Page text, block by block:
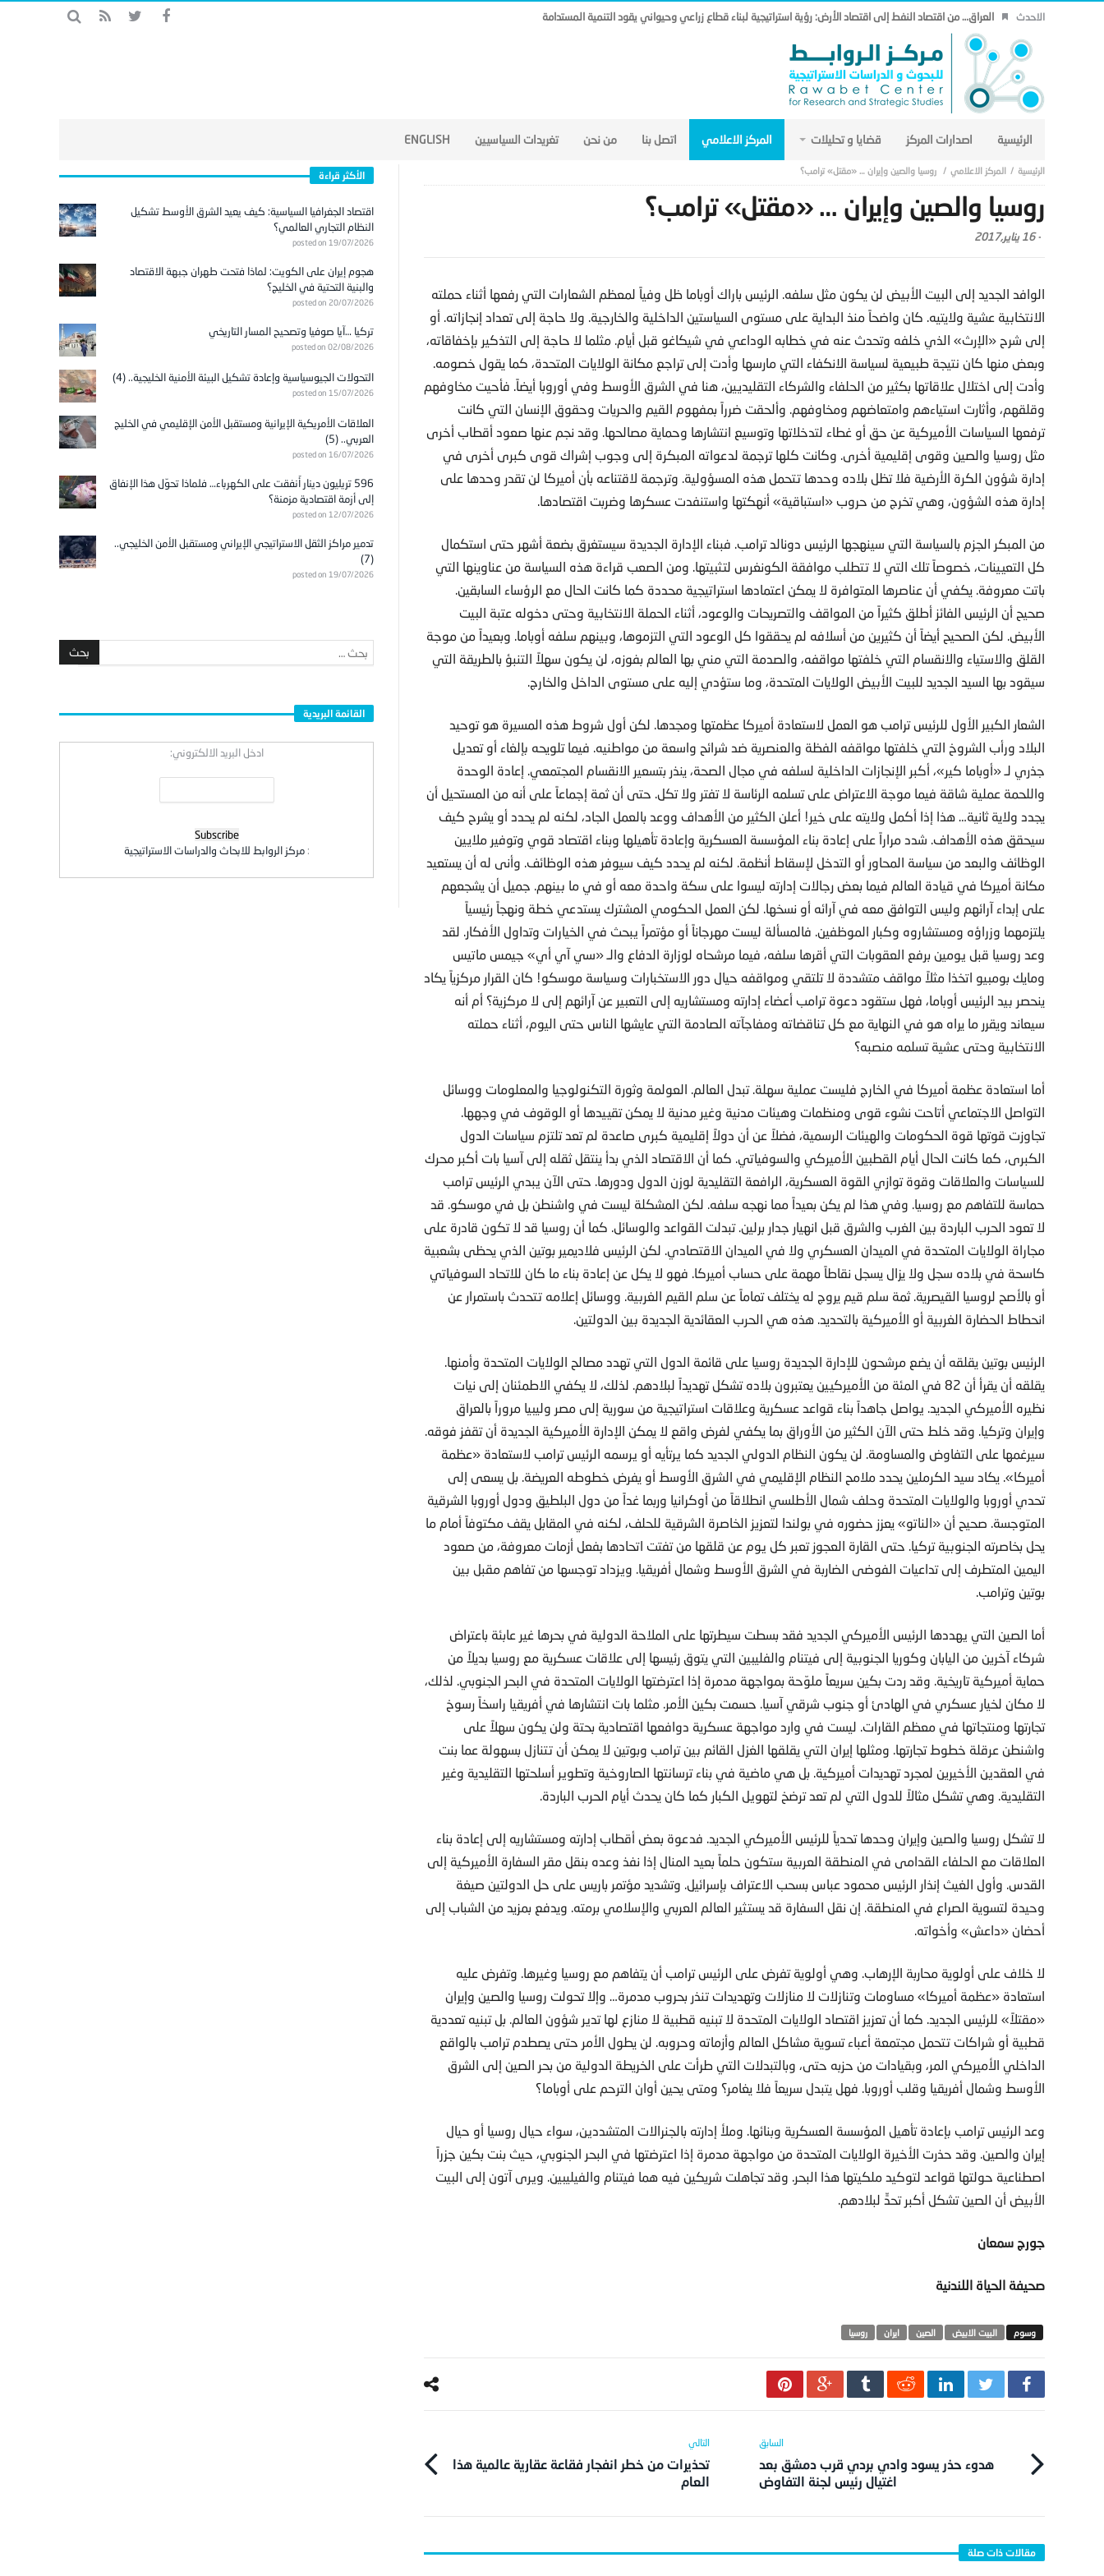
الاحدث العراق… من اقتصاد النفط إلى اقتصاد الأرض: رؤية استراتيجية لبناء قطاع زراعي وحيواني يقود التنمية المستدامة
الرئيسية اصدارات المركز قضايا و تحليلات المركز الاعلامي اتصل بنا من نحن تغريدات السياسيين ENGLISH
المركز الاعلامي روسيا والصين وإيران … «مقتل» ترامب؟
روسيا والصين وإيران … «مقتل» ترامب؟
-16 يناير,2017
الوافد الجديد إلى البيت الأبيض لن يكون مثل سلفه. الرئيس باراك أوباما ظل وفياً لمعظم الشعارات التي رفعها أثناء حملته
الانتخابية عشية ولايتيه. كان واضحاً منذ البداية على مستوى السياستين الداخلية والخارجية. ولا حاجة إلى تعداد إنجازاته. أو
إلى شرح «الإرث» الذي خلفه وتحدث عنه في خطابه الوداعي في شيكاغو قبل أيام. مثلما لا حاجة إلى التذكير بإخفاقاته،
وبعض منها كان نتيجة طبيعية لسياسة الانكفاء التي مارسها وأدت إلى تراجع مكانة الولايات المتحدة، كما يقول خصومه.
وأدت إلى اختلال علاقاتها بكثير من الحلفاء والشركاء التقليديين، هنا في الشرق الأوسط وفي أوروبا أيضاً. فأحيت مخاوفهم
وقلقهم، وأثارت استياءهم وامتعاضهم ومخاوفهم. وألحقت ضرراً بمفهوم القيم والحريات وحقوق الإنسان التي كانت
ترفعها السياسات الأميركية عن حق أو غطاء لتدخلاتها وتوسيع انتشارها وحماية مصالحها. وقد نجم عنها صعود أقطاب أخرى
مثل روسيا والصين وقوى إقليمية أخرى. وكانت كلها ترجمة لدعواته المبكرة إلى وجوب إشراك قوى كبرى أخرى في
إدارة شؤون الكرة الأرضية فلا تظل بلاده وحدها تتحمل هذه المسؤولية. وترجمة لاقتناعه بأن أميركا لن تقدر وحدها على
إدارة هذه الشؤون، وهي تخرج من حروب «استباقية» أنهكتها واستنفدت عسكرها وضربت اقتصادها.
من المبكر الجزم بالسياسة التي سينهجها الرئيس دونالد ترامب. فبناء الإدارة الجديدة سيستغرق بضعة أشهر حتى استكمال
كل التعيينات، خصوصاً تلك التي لا تتطلب موافقة الكونغرس لتثبيتها. ومن الصعب قراءة هذه السياسة من عناوينها التي
باتت معروفة. يكفي أن عناصرها المتوافرة لا يمكن اعتمادها استراتيجية محددة كما كانت الحال مع الرؤساء السابقين.
صحيح أن الرئيس الفائز أطلق كثيراً من المواقف والتصريحات والوعود، أثناء الحملة الانتخابية وحتى دخوله عتبة البيت
الأبيض. لكن الصحيح أيضاً أن كثيرين من أسلافه لم يحققوا كل الوعود التي التزموها، وبينهم سلفه أوباما. وبعيداً من موجة
القلق والاستياء والانقسام التي خلفتها مواقفه، والصدمة التي مني بها العالم بفوزه، لن يكون سهلاً التنبؤ بالطريقة التي
سيقود بها السيد الجديد للبيت الأبيض الولايات المتحدة، وما ستؤدي إليه على مستوى الداخل والخارج.
الشعار الكبير الأول للرئيس ترامب هو العمل لاستعادة أميركا عظمتها ومجدها. لكن أول شروط هذه المسيرة هو توحيد
البلاد ورأب الشروخ التي خلفتها مواقفه الفظة والعنصرية ضد شرائح واسعة من مواطنيه. فيما تلويحه بإلغاء أو تعديل
جذري لـ «أوباما كير»، أكبر الإنجازات الداخلية لسلفه في مجال الصحة، ينذر بتسعير الانقسام المجتمعي. إعادة الوحدة
واللحمة عملية شاقة فيما موجة الاعتراض على تسلمه الرئاسة لا تفتر ولا تكل. حتى أن ثمة إجماعاً على أنه من المستحيل أن
يجدد ولاية ثانية… هذا إذا أكمل ولايته على خير! أعلن الكثير من الأهداف ووعد بالعمل الجاد، لكنه لم يحدد أو يشرح كيف
سيحقق هذه الأهداف. شدد مراراً على إعادة بناء المؤسسة العسكرية وإعادة تأهيلها وبناء اقتصاد قوي وتوفير ملايين
الوظائف والبعد من سياسة المحاور أو التدخل لإسقاط أنظمة. لكنه لم يحدد كيف سيوفر هذه الوظائف. وأنى له أن يستعيد
مكانة أميركا في قيادة العالم فيما بعض رجالات إدارته ليسوا على سكة واحدة معه أو في ما بينهم. جميل أن يشجعهم
على إبداء آرائهم وليس التوافق معه في آرائه أو نسخها. لكن العمل الحكومي المشترك يستدعي خطة ونهجاً رئيسياً
يلتزمهما وزراؤه ومستشاروه وكبار الموظفين. فالمسألة ليست مهرجاناً أو مؤتمراً يبحث في الخيارات وتداول الأفكار. لقد
وعد روسيا قبل يومين برفع العقوبات التي أقرها سلفه، فيما مرشحاه لوزارة الدفاع والـ «سي آي أي» جيمس ماتيس
ومايك بومبيو اتخذا مثلاً مواقف متشددة لا تلتقي ومواقفه حيال دور الاستخبارات وسياسة موسكو! كان القرار مركزياً يكاد
ينحصر بيد الرئيس أوباما، فهل ستقود دعوة ترامب أعضاء إدارته ومستشاريه إلى التعبير عن آرائهم إلى لا مركزية؟ أم أنه
سيعاند ويقرر ما يراه هو في النهاية مع كل تناقضاته ومفاجآته الصادمة التي عايشها الناس حتى اليوم، أثناء حملته
الانتخابية وحتى عشية تسلمه منصبه؟
أما استعادة عظمة أميركا في الخارج فليست عملية سهلة. تبدل العالم. العولمة وثورة التكنولوجيا والمعلومات ووسائل
التواصل الاجتماعي أتاحت نشوء قوى ومنظمات وهيئات مدنية وغير مدنية لا يمكن تقييدها أو الوقوف في وجهها.
تجاوزت قوتها قوة الحكومات والهيئات الرسمية، فضلاً عن أن دولاً إقليمية كبرى صاعدة لم تعد تلتزم سياسات الدول
الكبرى، كما كانت الحال أيام القطبين الأميركي والسوفياتي. كما أن الاقتصاد الذي بدأ ينتقل ثقله إلى آسيا بات أكبر محرك
للسياسات والعلاقات وقوة توازي القوة العسكرية، الرافعة التقليدية لوزن الدول ودورها. حتى الآن يبدي الرئيس ترامب
حماسة للتفاهم مع روسيا. وفي هذا لم يكن بعيداً مما نهجه سلفه. لكن المشكلة ليست في واشنطن بل في موسكو. قد
لا تعود الحرب الباردة بين الغرب والشرق قبل انهيار جدار برلين. تبدلت القواعد والوسائل. كما أن روسيا قد لا تكون قادرة على
مجاراة الولايات المتحدة في الميدان العسكري ولا في الميدان الاقتصادي. لكن الرئيس فلاديمير بوتين الذي يحظى بشعبية
كاسحة في بلاده سجل ولا يزال يسجل نقاطاً مهمة على حساب أميركا. فهو لا يكل عن إعادة بناء ما كان للاتحاد السوفياتي
أو بالأصح لروسيا القيصرية. ثمة سلم قيم يروج له يختلف تماماً عن سلم القيم الغربية. ووسائل إعلامه تتحدث باستمرار عن
انحطاط الحضارة الغربية أو الأميركية بالتحديد. هذه هي الحرب العقائدية الجديدة بين الدولتين.
الرئيس بوتين يقلقه أن يضع مرشحون للإدارة الجديدة روسيا على قائمة الدول التي تهدد مصالح الولايات المتحدة وأمنها.
يقلقه أن يقرأ أن 82 في المئة من الأميركيين يعتبرون بلاده تشكل تهديداً لبلادهم. لذلك، لا يكفي الاطمئنان إلى نيات
نظيره الأميركي الجديد. يواصل جاهداً بناء قواعد عسكرية وعلاقات استراتيجية من سورية إلى مصر وليبيا مروراً بالعراق
وإيران وتركيا. وقد خلط حتى الآن الكثير من الأوراق بما يكفي لفرض واقع لا يمكن الإدارة الأميركية الجديدة أن تقفز فوقه.
سيرغمها على التفاوض والمساومة. لن يكون النظام الدولي الجديد كما يرتأيه أو يرسمه الرئيس ترامب لاستعادة «عظمة
أميركا». يكاد سيد الكرملين يحدد ملامح النظام الإقليمي في الشرق الأوسط أو يفرض خطوطه العريضة. بل يسعى إلى
تحدي أوروبا والولايات المتحدة وحلف شمال الأطلسي انطلاقاً من أوكرانيا وربما غداً من دول البلطيق ودول أوروبا الشرقية
المتوجسة. صحيح أن «الناتو» يعزز حضوره في بولندا لتعزيز الخاصرة الشرقية للحلف، لكنه في المقابل يقف مكتوفاً أمام ما
يحل بخاصرته الجنوبية تركيا. حتى القارة العجوز تعبر كل يوم عن قلقها من تفتت اتحادها بفعل أزمات معروفة، من صعود
اليمين المتطرف إلى تداعيات الفوضى الضاربة في الشرق الأوسط وشمال أفريقيا. ويزداد توجسها من تفاهم مقبل بين
بوتين وترامب.
أما الصين التي يهددها الرئيس الأميركي الجديد فقد بسطت سيطرتها على الملاحة الدولية في بحرها غير عابئة باعتراض
شركاء آخرين من اليابان وكوريا الجنوبية إلى فيتنام والفليبين التي يتوق رئيسها إلى علاقات عسكرية مع روسيا بديلاً من
حماية أميركية تاريخية. وقد ردت بكين سريعاً ملوّحة بمواجهة مدمرة إذا اعترضتها الولايات المتحدة في البحر الجنوبي. لذلك،
لا مكان لخيار عسكري في الهادئ أو جنوب شرقي آسيا. حسمت بكين الأمر. مثلما بات انتشارها في أفريقيا راسخاً رسوخ
تجارتها ومنتجاتها في معظم القارات. ليست في وارد مواجهة عسكرية دوافعها اقتصادية بحتة ولن يكون سهلاً على
واشنطن عرقلة خطوط تجارتها. ومثلها إيران التي يقلقها الغزل القائم بين ترامب وبوتين لا يمكن أن تتنازل بسهولة عما بنت
في العقدين الأخيرين لمجرد تهديدات أميركية. بل هي ماضية في بناء ترسانتها الصاروخية وتطوير أسلحتها التقليدية وغير
التقليدية. وهي تشكل مثالاً للدول التي لم تعد ترضخ لتهويل الكبار كما كان يحدث أيام الحرب الباردة.
لا تشكل روسيا والصين وإيران وحدها تحدياً للرئيس الأميركي الجديد. فدعوة بعض أقطاب إدارته ومستشاريه إلى إعادة بناء
العلاقات مع الحلفاء القدامى في المنطقة العربية ستكون حلماً بعيد المنال إذا نفذ وعده بنقل مقر السفارة الأميركية إلى
القدس. وأول الغيث إنذار الرئيس محمود عباس بسحب الاعتراف بإسرائيل. وتشديد مؤتمر باريس على حل الدولتين صيغة
وحيدة لتسوية الصراع في المنطقة. إن نقل السفارة قد يستثير العالم العربي والإسلامي برمته. ويدفع بمزيد من الشباب إلى
أحضان «داعش» وأخواته.
لا خلاف على أولوية محاربة الإرهاب. وهي أولوية تفرض على الرئيس ترامب أن يتفاهم مع روسيا وغيرها. وتفرض عليه
استعادة «عظمة أميركا» مساومات وتنازلات لا منازلات وتهديدات تنذر بحروب مدمرة… وإلا تحولت روسيا والصين وإيران
«مقتلاً» للرئيس الجديد. كما أن تعزيز اقتصاد الولايات المتحدة لا تبنيه قطبية لا منازع لها تدير شؤون العالم. بل تبنيه تعددية
قطبية أو شراكات تتحمل مجتمعة أعباء تسوية مشاكل العالم وأزماته وحروبه. لن يطول الأمر حتى يصطدم ترامب بالواقع
الداخلي الأميركي المر، وبقيادات من حزبه حتى، وبالتبدلات التي طرأت على الخريطة الدولية من بحر الصين إلى الشرق
الأوسط وشمال أفريقيا وقلب أوروبا. فهل يتبدل سريعاً فلا يغامر؟ ومتى يحين أوان الترحم على أوباما؟
وعد الرئيس ترامب بإعادة تأهيل المؤسسة العسكرية وبنائها. وملأ إدارته بالجنرالات المتشددين، سواء حيال روسيا أو حيال
إيران والصين. وقد حذرت الأخيرة الولايات المتحدة من مواجهة مدمرة إذا اعترضتها في البحر الجنوبي، حيث بنت بكين جزراً
اصطناعية حولتها قواعد لتوكيد ملكيتها هذا البحر. وقد تجاهلت شريكين فيه هما فيتنام والفيليبين. ويرى آتون إلى البيت
الأبيض أن الصين تشكل أكبر تحدٍّ لبلادهم.
جورج سمعان
صحيفة الحياة اللندنية
البيت الابيض الصين ايران روسيا
هدوء حذر يسود وادي بردي قرب دمشق بعد
اغتيال رئيس لجنة التفاوض
تحذيرات من خطر انفجار فقاعة عقارية عالمية هذا
العام
الأكثر قراءة
اقتصاد الجغرافيا السياسية: كيف يعيد الشرق الأوسط تشكيل
النظام التجاري العالمي؟
posted on 19/07/2026
هجوم إيران على الكويت: لماذا فتحت طهران جبهة الاقتصاد
والبنية التحتية في الخليج؟
posted on 20/07/2026
تركيا …آيا صوفيا وتصحيح المسار التاريخي
posted on 02/08/2026
التحولات الجيوسياسية وإعادة تشكيل البيئة الأمنية الخليجية.. (4)
posted on 15/07/2026
العلاقات الأمريكية الإيرانية ومستقبل الأمن الإقليمي في الخليج
العربي.. (5)
posted on 16/07/2026
596 تريليون دينار أُنفقت على الكهرباء… فلماذا تحوّل هذا الإنفاق
إلى أزمة اقتصادية مزمنة؟
posted on 12/07/2026
تدمير مراكز الثقل الاستراتيجي الإيراني ومستقبل الأمن الخليجي..
(7)
posted on 19/07/2026
القائمة البريدية
ادخل البريد الالكتروني:
:مركز الروابط للابحاث والدراسات الاستراتيجية